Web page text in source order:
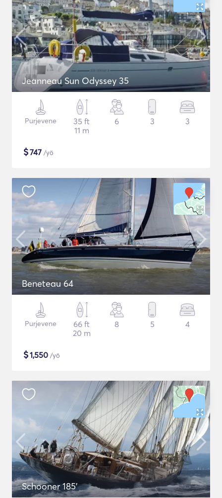
Jeanneau Sun Odyssey 35
Purjevene
35 ft
11 m
6 3 3
$747 /yö
Beneteau 64
Purjevene
66 ft
20 m
8 5 4
$1,550 /yö
Schooner 185'